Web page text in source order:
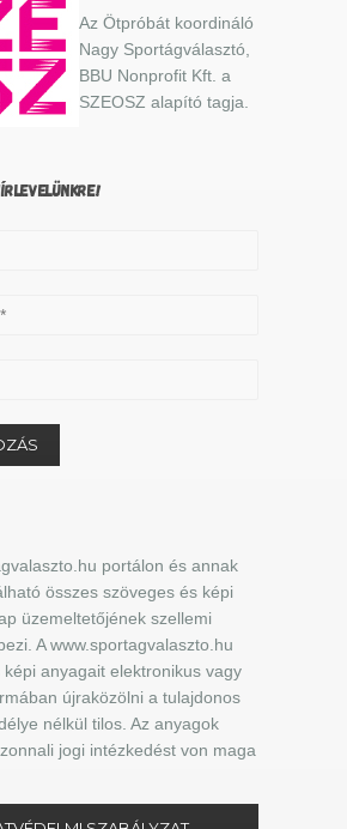
Az Ötpróbát koordináló
Nagy Sportágválasztó,
BBU Nonprofit Kft. a
SZEOSZ alapító tagja.
portálon és annak
összes szöveges és képi
üzemeltetőjének szellemi
A www.sportagvalaszto.hu
anyagait elektronikus vagy
újraközölni a tulajdonos
nélkül tilos. Az anyagok
jogi intézkedést von maga